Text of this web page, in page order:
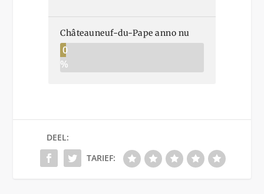
Châteauneuf-du-Pape anno nu
0
%
DEEL:
TARIEF: